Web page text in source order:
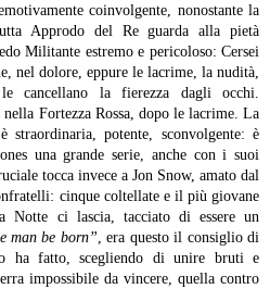
coinvolgente, nonostante la
Approdo del Re guarda alla pietà
Militante estremo e pericoloso: Cersei
nel dolore, eppure le lacrime, la nudità,
cancellano la fierezza dagli occhi.
Fortezza Rossa, dopo le lacrime. La
potente, sconvolgente: è
una grande serie, anche con i suoi
tocca invece a Jon Snow, amato dal
cinque coltellate e il più giovane
Notte ci lascia, tacciato di essere un
man be born” , era questo il consiglio di
ha fatto, scegliendo di unire bruti e
impossibile da vincere, quella contro